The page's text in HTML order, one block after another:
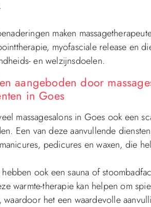
maken
myofasciale release en
en welzijnsdoelen.
aangeboden door
in Goes
massagesalons in Goes ook een
Een van deze aanvullende
pedicures en waxen, die
hebben ook een sauna of
warmte-therapie kan helpen om
waardoor het een waardevolle